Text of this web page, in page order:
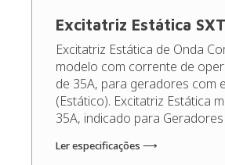
Excitatriz Estática
Excitatriz Estática de Onda
modelo com corrente de
de 35A, para geradores com
(Estático). Excitatriz Estática
35A, indicado para
em paralelo com outros
Ler especificações ⟶